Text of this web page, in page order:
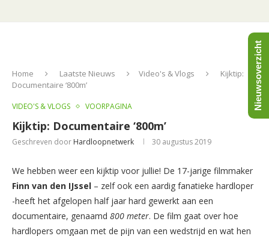
Home Laatste Nieuws Video's & Vlogs
Kijktip:
Documentaire ‘800m’
VIDEO'S & VLOGS VOORPAGINA
Kijktip: Documentaire ‘800m’
Geschreven door Hardloopnetwerk 30 augustus 2019
We hebben weer een kijktip voor jullie! De 17-jarige filmmaker
Finn van den IJssel – zelf ook een aardig fanatieke hardloper
-heeft het afgelopen half jaar hard gewerkt aan een
documentaire, genaamd 800 meter. De film gaat over hoe
hardlopers omgaan met de pijn van een wedstrijd en wat hen
Nieuwsoverzicht